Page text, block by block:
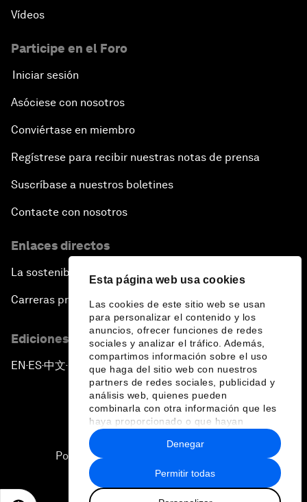
Esta página web usa cookies
Las cookies de este sitio web se usan
para personalizar el contenido y los
anuncios, ofrecer funciones de redes
sociales y analizar el tráfico. Además,
compartimos información sobre el uso
que haga del sitio web con nuestros
partners de redes sociales, publicidad y
análisis web, quienes pueden
combinarla con otra información que les
haya proporcionado o que hayan
recopilado a partir del uso que haya
hecho de sus servicios.
Permitir todas
Denegar
Vídeos
Participe en el Foro
Iniciar sesión
Asóciese con nosotros
Conviértase en miembro
Regístrese para recibir nuestras notas de prensa
Suscríbase a nuestros boletines
Contacte con nosotros
Enlaces directos
La sostenibilidad en el Foro
Carreras profesionales
Ediciones en otros idiomas
EN ▪ES▪中文▪ 日本語
Política de privacidad y normas de uso
Sitemap